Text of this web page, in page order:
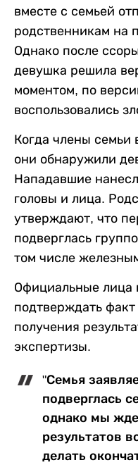
вместе с семьей
родственникам на
Однако после
девушка решила
моментом, по
воспользовались
Когда члены семьи
они обнаружили
Нападавшие
головы и лица.
утверждают, что
подверглась
том числе
Официальные лица
подтверждать
получения
экспертизы.
"Семья
подверглась
однако мы
результатов
делать